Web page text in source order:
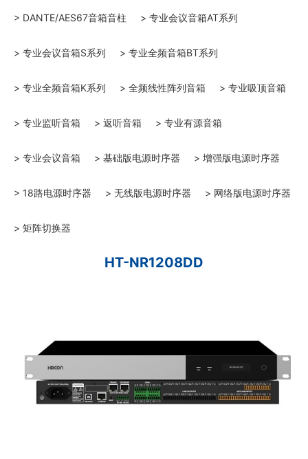
HT-NR1208DD
> DANTE/AES67音箱音柱 > 专业会议音箱AT系列
> 专业会议音箱S系列 > 专业全频音箱BT系列
> 专业全频音箱K系列 > 全频线性阵列音箱 > 专业吸顶音箱
> 专业监听音箱 > 返听音箱 > 专业有源音箱
> 专业会议音箱 > 基础版电源时序器 > 增强版电源时序器
> 18路电源时序器 > 无线版电源时序器 > 网络版电源时序器
> 矩阵切换器